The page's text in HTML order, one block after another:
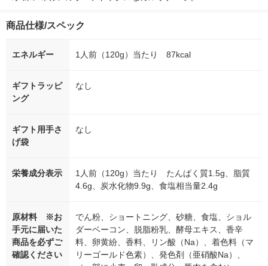
商品仕様/スペック
エネルギー 1人前（120g）当たり 87kcal
ギフトラッピ
ング
なし
ギフト用手さ
げ袋
なし
栄養成分表示
1人前（120g）当たり たんぱく質1.5g、脂質
4.6g、炭水化物9.9g、食塩相当量2.4g
原材料 ※お
手元に届いた
商品を必ずご
確認ください
でん粉、ショートニング、砂糖、食塩、ショル
ダーベーコン、脱脂粉乳、酵母エキス、香辛
料、卵黄紛、香料、リン酸（Na）、着色料（マ
リーゴールド色素）、発色剤（亜硝酸Na）、